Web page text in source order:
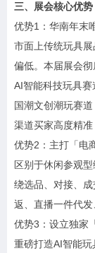
三、展会核心优势
优势1：华南年末
市面上传统玩具
偏低。本届展会彻
AI智能科技玩具赛
国潮文创潮玩赛道
渠道买家高度精准
优势2：主打「电
区别于休闲参观
绕选品、对接、
返、直播一件代发
优势3：设立独家
重磅打造AI智能玩